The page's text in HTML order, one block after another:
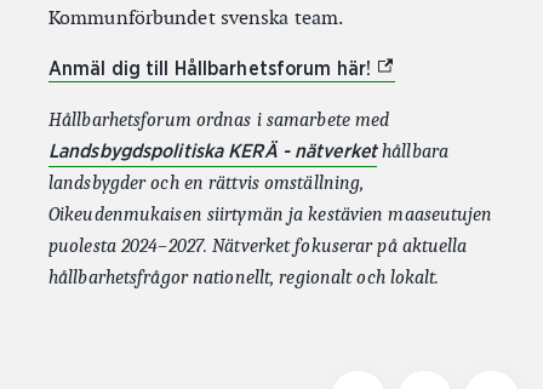
Kommunförbundet svenska team.
Anmäl dig till Hållbarhetsforum här! (External link)
Hållbarhetsforum ordnas i samarbete med
Landsbygdspolitiska KERÄ - nätverkethållbara
landsbygder och en rättvis omställning,
Oikeudenmukaisen siirtymän ja kestävien maaseutujen
puolesta 2024–2027. Nätverket fokuserar på aktuella
hållbarhetsfrågor nationellt, regionalt och lokalt.